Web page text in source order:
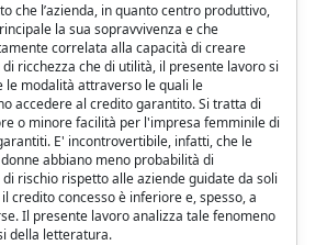
che l’azienda, in quanto centro produttivo,
la sua sopravvivenza e che
correlata alla capacità di creare
ricchezza che di utilità, il presente lavoro si
le modalità attraverso le quali le
accedere al credito garantito. Si tratta di
o minore facilità per l'impresa femminile di
E' incontrovertibile, infatti, che le
abbiano meno probabilità di
rischio rispetto alle aziende guidate da soli
credito concesso è inferiore e, spesso, a
Il presente lavoro analizza tale fenomeno
della letteratura.